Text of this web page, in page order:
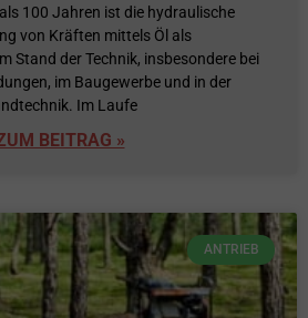
100 Jahren ist die hydraulische
von Kräften mittels Öl als
Stand der Technik, insbesondere bei
im Baugewerbe und in der
Im Laufe
BEITRAG »
ANTRIEB